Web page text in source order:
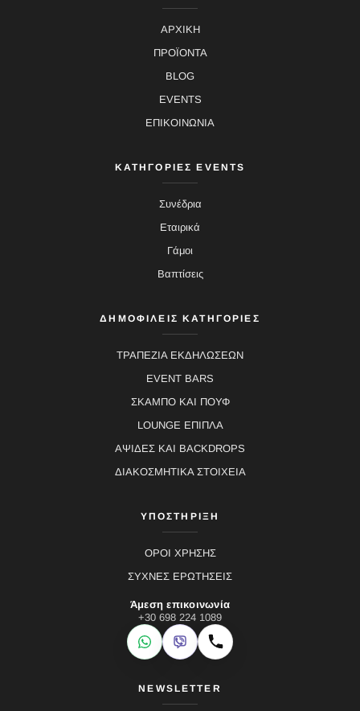
ΑΡΧΙΚΗ
ΠΡΟΪΟΝΤΑ
BLOG
EVENTS
ΕΠΙΚΟΙΝΩΝΙΑ
ΚΑΤΗΓΟΡΙΕΣ EVENTS
Συνέδρια
Εταιρικά
Γάμοι
Βαπτίσεις
ΔΗΜΟΦΙΛΕΙΣ ΚΑΤΗΓΟΡΙΕΣ
ΤΡΑΠΕΖΙΑ ΕΚΔΗΛΩΣΕΩΝ
EVENT BARS
ΣΚΑΜΠΟ ΚΑΙ ΠΟΥΦ
LOUNGE ΕΠΙΠΛΑ
ΑΨΙΔΕΣ ΚΑΙ BACKDROPS
ΔΙΑΚΟΣΜΗΤΙΚΑ ΣΤΟΙΧΕΙΑ
ΥΠΟΣΤΗΡΙΞΗ
ΟΡΟΙ ΧΡΗΣΗΣ
ΣΥΧΝΕΣ ΕΡΩΤΗΣΕΙΣ
Άμεση επικοινωνία
+30 698 224 1089
WhatsApp
Viber Κλήση
NEWSLETTER